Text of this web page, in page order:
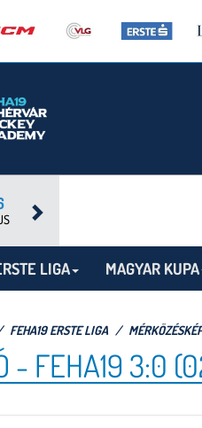
LIGA MAGYAR KUPA
FEHA19 ERSTE LIGA
- FEHA19 3:0